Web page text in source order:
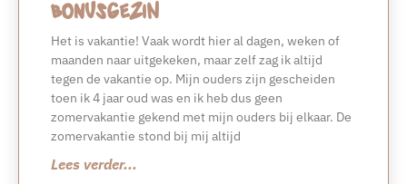
bonusgezin
Het is vakantie! Vaak wordt hier al dagen, weken of
maanden naar uitgekeken, maar zelf zag ik altijd
tegen de vakantie op. Mijn ouders zijn gescheiden
toen ik 4 jaar oud was en ik heb dus geen
zomervakantie gekend met mijn ouders bij elkaar. De
zomervakantie stond bij mij altijd
Lees verder...